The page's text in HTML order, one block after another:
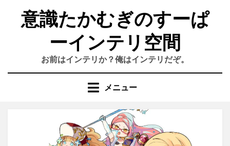
意識たかむぎのすーぱ
ーインテリ空間
お前はインテリか？俺はインテリだぞ。
メニュー